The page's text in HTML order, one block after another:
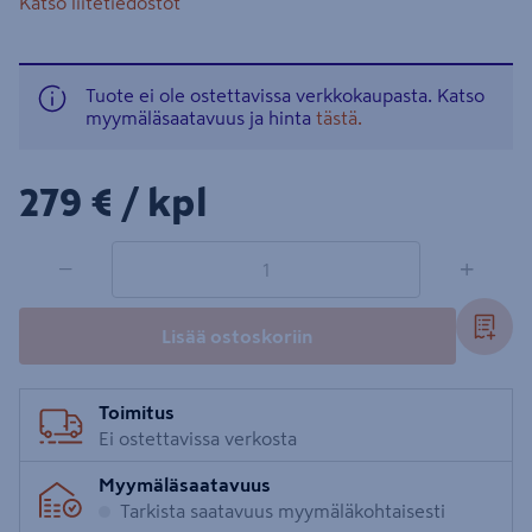
Tuote ei ole ostettavissa verkkokaupasta. Katso
myymäläsaatavuus ja hinta tästä.
279€/kpl
279 € / kpl
− +
Lisää ostoskoriin
Toimitus
Ei ostettavissa verkosta
Myymäläsaatavuus
Tarkista saatavuus myymäläkohtaisesti